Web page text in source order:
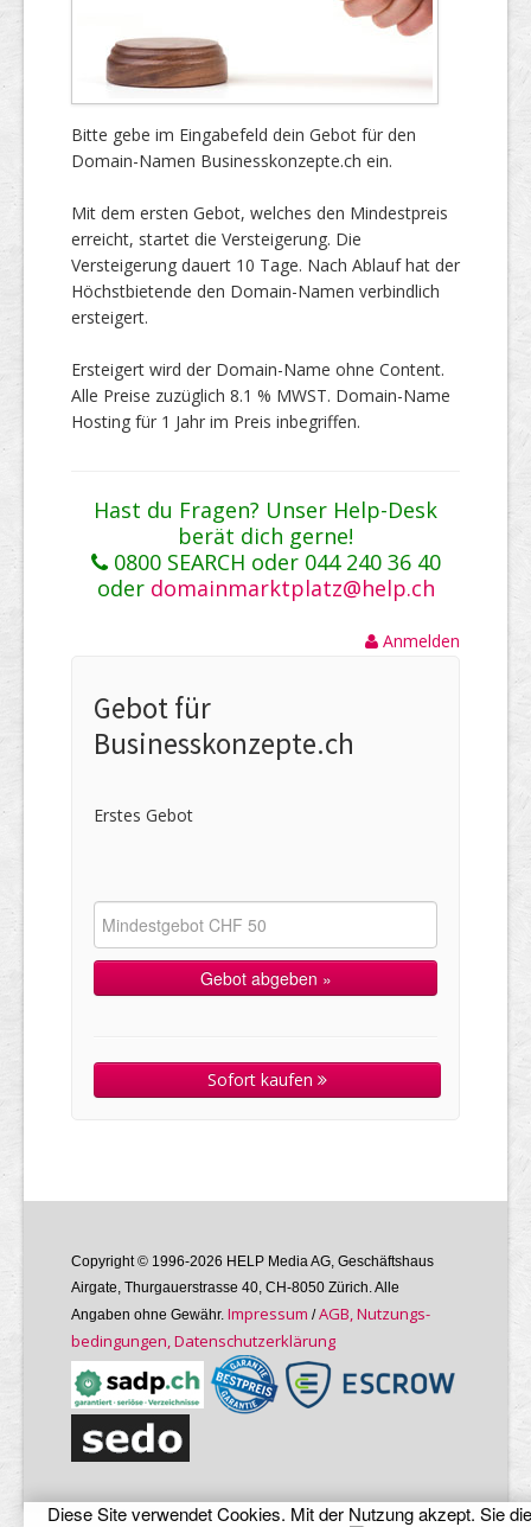
Bitte gebe im Eingabefeld dein Gebot für den
Domain-Namen Businesskonzepte.ch ein.
Mit dem ersten Gebot, welches den Mindestpreis
erreicht, startet die Versteigerung. Die
Versteigerung dauert 10 Tage. Nach Ablauf hat der
Höchstbietende den Domain-Namen verbindlich
ersteigert.
Ersteigert wird der Domain-Name ohne Content.
Alle Preise zuzüglich 8.1 % MWST. Domain-Name
Hosting für 1 Jahr im Preis inbegriffen.
Hast du Fragen? Unser Help-Desk
berät dich gerne!
0800 SEARCH oder 044 240 36 40
oder domainmarktplatz@help.ch
Anmelden
Gebot für
Businesskonzepte.ch
Erstes Gebot
Sofort kaufen
Copyright © 1996-2026 HELP Media AG, Geschäftshaus
Airgate, Thurgauer­strasse 40, CH-8050 Zürich. Alle
Angaben ohne Gewähr. Im­pres­sum /AGB, Nutzungs­
bedin­gungen, Daten­schutz­er­klärung
Diese Site verwendet Cookies. Mit der Nutzung akzept. Sie die